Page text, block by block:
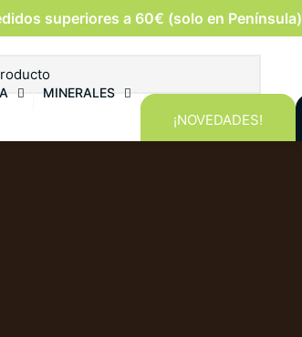
superiores a 60€ (solo en Península)
MINERALES
¡NOVEDADES!